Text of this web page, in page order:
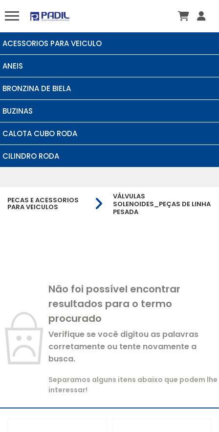
ACESSORIOS PARA VEICULO
ANEIS
BRONZINA DE BIELA
BUZINAS
CALOTA CUBO RODA
CILINDRO RODA
PECAS E ACESSORIOS
PARA VEICULOS
VÁLVULAS
SOLENOIDES_PEÇAS DE LINHA
PESADA
Não foi possível encontrar
resultados para o termo
procurado
Verifique se você digitou as palavras
corretamente ou tente novamente a
busca.
Separamos alguns itens abaixo que podem lhe
interessar!